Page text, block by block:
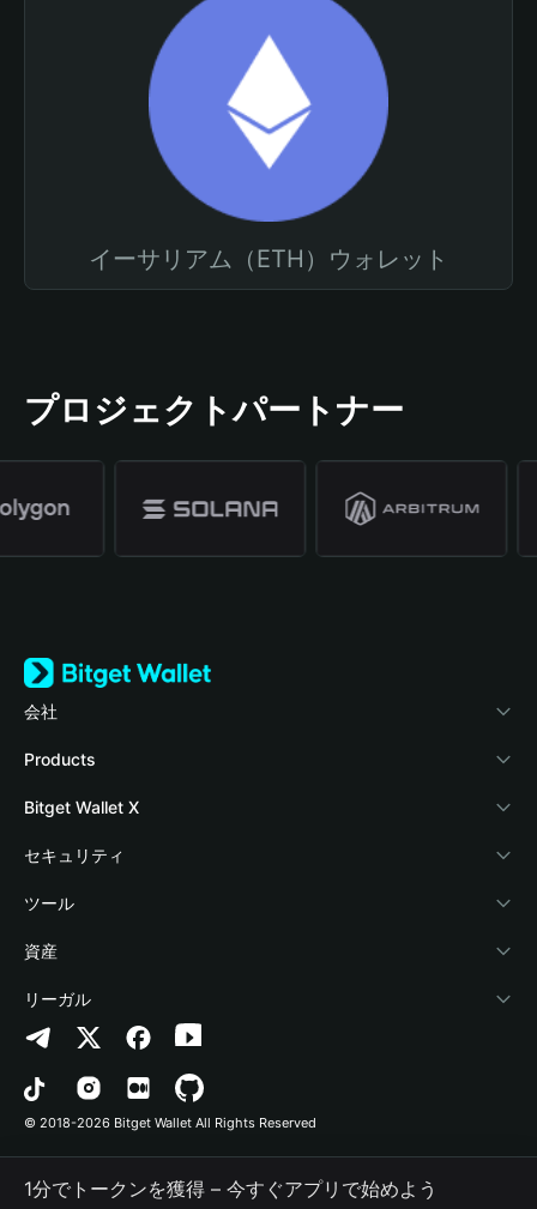
イーサリアム（ETH）ウォレット
プロジェクトパートナー
会社
Bitget Walletについて
ブログ
アカデミー
暗号資産ニュース
Help Center
お問い合わせ
ブランドリソース
キャリア
Products
Crypto Card
Stablecoin Earn
Payfi Crypto
Crypto Swap API
Altcoin Season Index
Prediction Markets
DApp
RWA
Bitget Wallet X
デベロッパー
ウォレットを接続
Bitget Wallet Pay
プロジェクトを掲載
セキュリティ
保護基金
セキュリティ技術
ツール
暗号資産を購入
認証検出
コントラクト検出
一括送金
資産
Arbitrum
Avalanche
Bitcoin
Polygon
リーガル
プライバシーポリシー
利用規約
© 2018-2026 Bitget Wallet All Rights Reserved
1分でトークンを獲得 – 今すぐアプリで始めよう